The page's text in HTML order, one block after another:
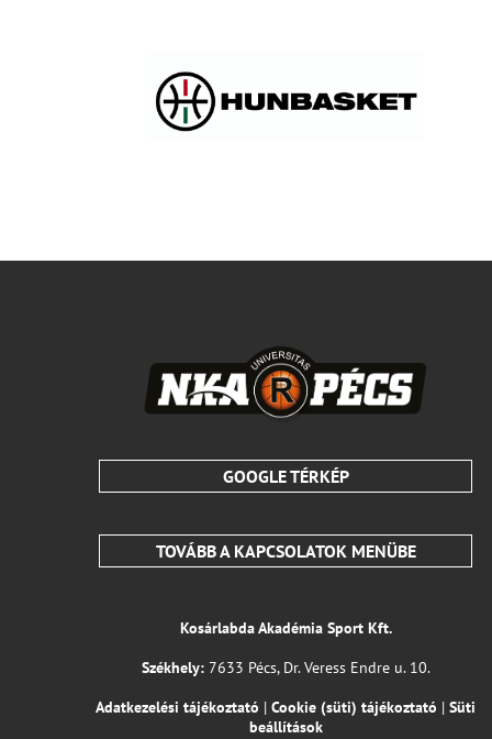
GOOGLE TÉRKÉP
TOVÁBB A KAPCSOLATOK MENÜBE
Kosárlabda Akadémia Sport Kft.
Székhely:7633 Pécs, Dr. Veress Endre u. 10.
Adatkezelési tájékoztató | Cookie (süti) tájékoztató | Süti
beállítások